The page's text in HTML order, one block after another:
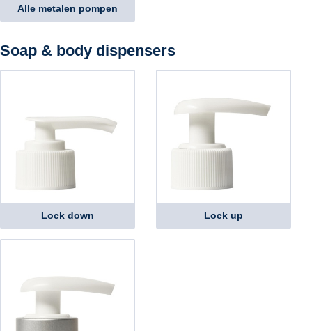
Alle metalen pompen
Soap & body dispensers
Lock down Lock up